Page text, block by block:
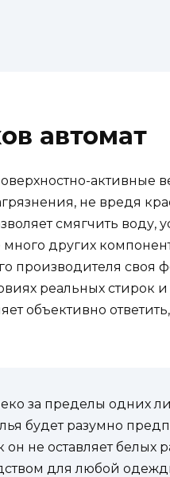
автомат
активные
не вредя
смягчить воду,
других
производителя своя
реальных стирок
объективно
за пределы одних
будет разумно
не оставляет белых
для любой